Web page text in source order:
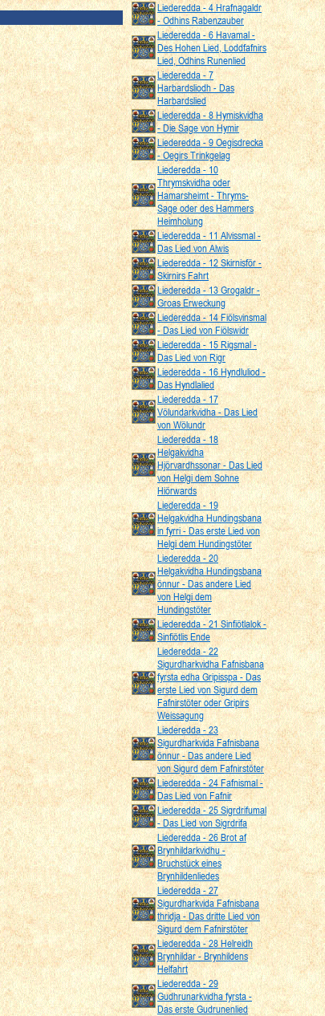
Liederedda - 4 Hrafnagaldr
- Odhins Rabenzauber
Liederedda - 6 Havamal -
Des Hohen Lied, Loddfafnirs
Lied, Odhins Runenlied
Liederedda - 7
Harbardsliodh - Das
Harbardslied
Liederedda - 8 Hymiskvidha
- Die Sage von Hymir
Liederedda - 9 Oegisdrecka
- Oegirs Trinkgelag
Liederedda - 10
Thrymskvidha oder
Hamarsheimt - Thryms-
Sage oder des Hammers
Heimholung
Liederedda - 11 Alvissmal -
Das Lied von Alwis
Liederedda - 12 Skirnisför -
Skirnirs Fahrt
Liederedda - 13 Grogaldr -
Groas Erweckung
Liederedda - 14 Fiölsvinsmal
- Das Lied von Fiölswidr
Liederedda - 15 Rigsmal -
Das Lied von Rigr
Liederedda - 16 Hyndluliod -
Das Hyndlalied
Liederedda - 17
Völundarkvidha - Das Lied
von Wölundr
Liederedda - 18
Helgakvidha
Hjörvardhssonar - Das Lied
von Helgi dem Sohne
Hiörwards
Liederedda - 19
Helgakvidha Hundingsbana
in fyrri - Das erste Lied von
Helgi dem Hundingstöter
Liederedda - 20
Helgakvidha Hundingsbana
önnur - Das andere Lied
von Helgi dem
Hundingstöter
Liederedda - 21 Sinfiötlalok -
Sinfiötlis Ende
Liederedda - 22
Sigurdharkvidha Fafnisbana
fyrsta edha Gripisspa - Das
erste Lied von Sigurd dem
Fafnirstöter oder Gripirs
Weissagung
Liederedda - 23
Sigurdharkvida Fafnisbana
önnur - Das andere Lied
von Sigurd dem Fafnirstöter
Liederedda - 24 Fafnismal -
Das Lied von Fafnir
Liederedda - 25 Sigrdrifumal
- Das Lied von Sigrdrifa
Liederedda - 26 Brot af
Brynhildarkvidhu -
Bruchstück eines
Brynhildenliedes
Liederedda - 27
Sigurdharkvida Fafnisbana
thridja - Das dritte Lied von
Sigurd dem Fafnirstöter
Liederedda - 28 Helreidh
Brynhildar - Brynhildens
Helfahrt
Liederedda - 29
Gudhrunarkvidha fyrsta -
Das erste Gudrunenlied